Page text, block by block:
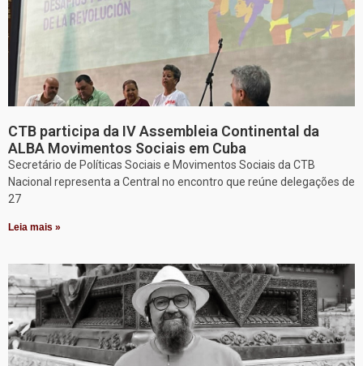
CTB participa da IV Assembleia Continental da
ALBA Movimentos Sociais em Cuba
Secretário de Políticas Sociais e Movimentos Sociais da CTB
Nacional representa a Central no encontro que reúne delegações de
27
Leia mais »